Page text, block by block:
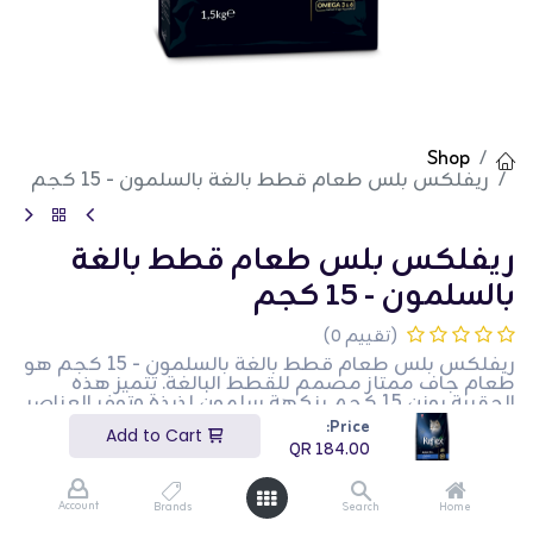
Price:
184.00
Home
Search
Brands
Account
Shop
ريفلکس بلس طعام قطط بالغة بالسلمون - 15 كجم
ريفلکس بلس طعام قطط بالغة
بالسلمون - 15 كجم
(تقييم 0)
ريفلکس بلس طعام قطط بالغة بالسلمون - 15 كجم هو
طعام جاف ممتاز مصمم للقطط البالغة. تتميز هذه
الحقيبة بوزن 15 كجم بنكهة سلمون لذيذة وتوفر العناصر
الغذائية الأساسية للحفاظ على الصحة العامة والحيوية. إنه
مثالي لدعم جهاز مناعة صحي وبشرة ومعطف لامعين.
هذا المنتج مثالي لأصحاب القطط الذين يبحثون عن نظام
غذائي عالي الجودة ولذيذ لحيواناتهم الأليفة.
184.00